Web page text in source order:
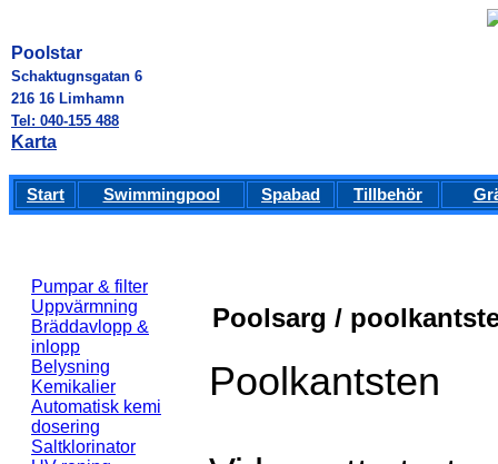
Poolstar
Schaktugnsgatan 6
216 16 Limhamn
Tel: 040-155 488
Karta
Start Swimmingpool Spabad Tillbehör
Pumpar & filter
Uppvärmning
Bräddavlopp &
inlopp
Belysning
Kemikalier
Automatisk kemi
dosering
Saltklorinator
Poolsarg /
Poolkantsten